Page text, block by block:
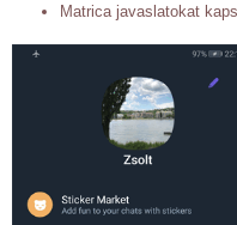
Matrica javaslatokat